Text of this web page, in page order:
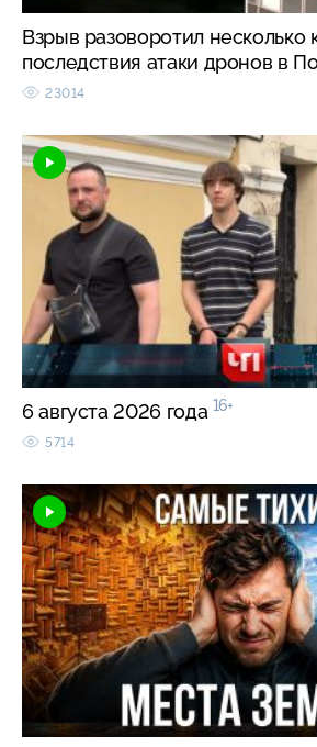
Взрыв разоворотил несколько
последствия атаки дронов в
23014
6 августа 2026 года 16+
5714